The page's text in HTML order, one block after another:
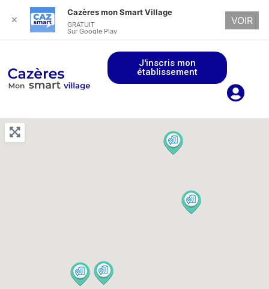
J'inscris mon
établissement
✕
Cazères mon Smart Village
GRATUIT
Sur Google Play
VOIR